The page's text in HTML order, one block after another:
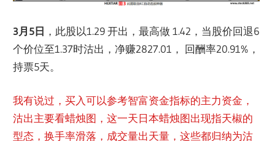
3月5日 ，此股以1.29 开出，最高做 1.42，当股价回退6
个价位至1.37时沽出，净赚2827.01， 回酬率20.91%，
持票5天。
我有说过，买入可以参考智富资金指标的主力资金，
沽出主要看蜡烛图，这一天日本蜡烛图出现指天椒的
型态，换手率滑落，成交量出天量，这些都归纳为沽